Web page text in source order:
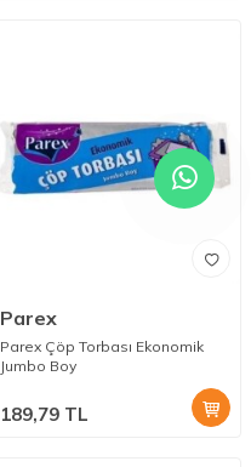
Parex
Parex Çöp Torbası Ekonomik
Jumbo Boy
189,79 TL